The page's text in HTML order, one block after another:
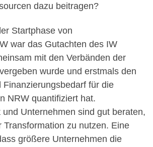
dazu beitragen?
Startphase von
war das Gutachten des IW
mit den Verbänden der
wurde und erstmals den
Finanzierungsbedarf für die
NRW quantifiziert hat.
Unternehmen sind gut beraten,
Transformation zu nutzen. Eine
größere Unternehmen die